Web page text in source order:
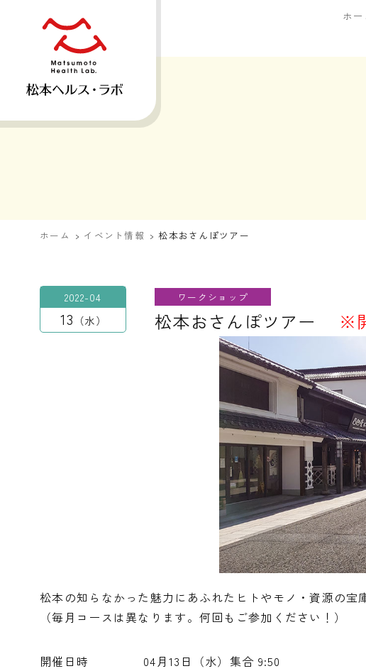
ホー
ホーム イベント情報 松本おさんぽツアー
2022-04
13 水
ワークショップ
松本おさんぽツアー ※
松本の知らなかった魅力にあふれたヒトやモノ・資源の宝
（毎月コースは異なります。何回もご参加ください！）
開催日時 04月13日（水） 集合 9:50